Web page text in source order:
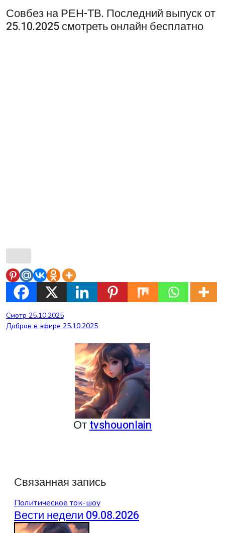
Совбез на РЕН-ТВ. Последний выпуск от
25.10.2025 смотреть онлайн бесплатно
Навигация
по
Смотр 25.10.2025
Добров в эфире 25.10.2025
Отtvshouonlain
Связанная запись
Политическое ток-шоу
Вести недели 09.08.2026